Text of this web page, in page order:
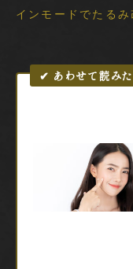
インモードでたる